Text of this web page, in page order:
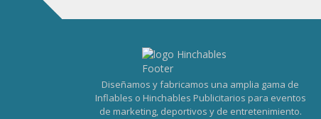
Diseñamos y fabricamos una amplia gama de
Inflables o Hinchables Publicitarios para eventos
de marketing, deportivos y de entretenimiento.